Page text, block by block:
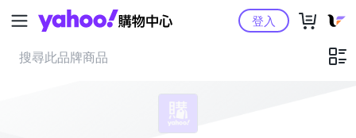
Yahoo購物中心登入